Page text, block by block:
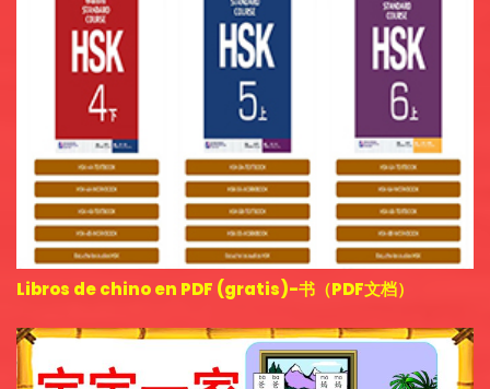
Libros de chino en PDF (gratis)-书（PDF文档）